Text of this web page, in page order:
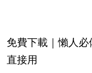
免費下載｜懶人
直接用